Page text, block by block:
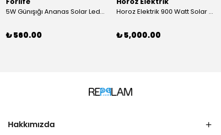
5W Günışığı Ananas Solar Led Aydınlatma Bahçe Balkon Aydınlatma
₺ 560.00
Horoz Elektrik 900 Watt Solar Sokak Armatürü Beyaz Işık
₺ 5,000.00
Hakkımızda